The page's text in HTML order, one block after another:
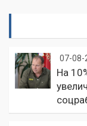
07-08-
На